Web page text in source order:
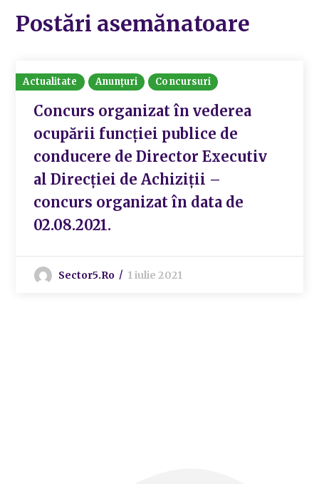
Postări asemănatoare
Actualitate Anunțuri Concursuri
Concurs organizat în vederea
ocupării funcției publice de
conducere de Director Executiv
al Direcției de Achiziții –
concurs organizat în data de
02.08.2021.
Sector5.ro 1 iulie 2021